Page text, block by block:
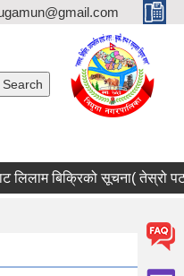
लिलाम बिक्रिको सूचना( तेस्रो